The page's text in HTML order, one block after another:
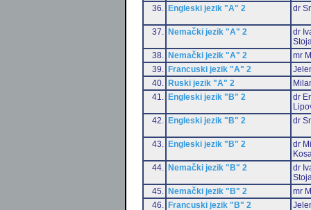
36.
Engleski jezik "A" 2 dr
37. Nemački jezik "A" 2
dr
38.
Nemački jezik "A" 2
mr
39.
Francuski jezik "A" 2
40.
Ruski jezik "A" 2
41.
Engleski jezik "B" 2
dr
42.
Engleski jezik "B" 2 dr
43. Engleski jezik "B" 2
dr
44.
Nemački jezik "B" 2
dr
45.
Nemački jezik "B" 2
mr
46.
Francuski jezik "B" 2